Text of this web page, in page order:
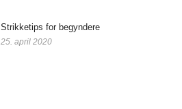
Strikketips for begyndere
25. april 2020